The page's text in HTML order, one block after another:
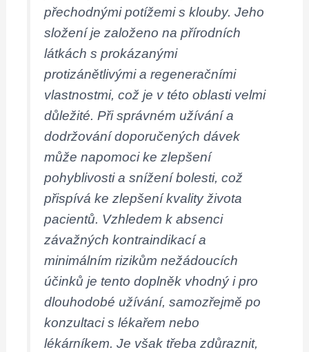
přechodnými potížemi s klouby. Jeho
složení je založeno na přírodních
látkách s prokázanými
protizánětlivými a regeneračními
vlastnostmi, což je v této oblasti velmi
důležité. Při správném užívání a
dodržování doporučených dávek
může napomoci ke zlepšení
pohyblivosti a snížení bolesti, což
přispívá ke zlepšení kvality života
pacientů. Vzhledem k absenci
závažných kontraindikací a
minimálním rizikům nežádoucích
účinků je tento doplněk vhodný i pro
dlouhodobé užívání, samozřejmě po
konzultaci s lékařem nebo
lékárníkem. Je však třeba zdůraznit,